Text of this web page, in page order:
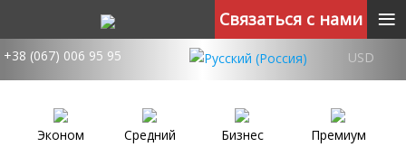
+38 (067) 006 95 95 USD
Эконом
Средний
Бизнес
Премиум
Связаться с нами ≡